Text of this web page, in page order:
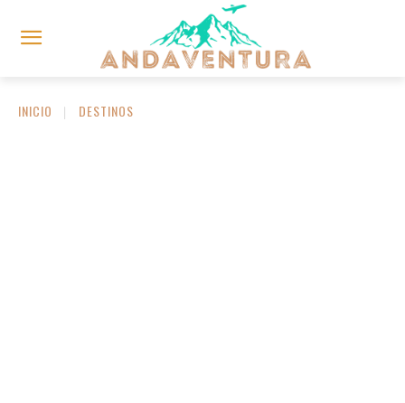
INICIO DESTINOS